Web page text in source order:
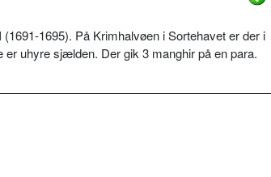
1695). På Krimhalvøen i Sortehavet er der i
uhyre sjælden. Der gik 3 manghir på en para.